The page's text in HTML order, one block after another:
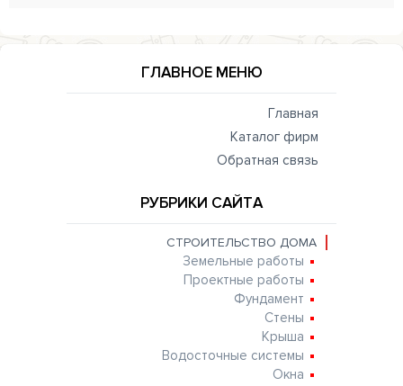
ГЛАВНОЕ МЕНЮ
Главная
Каталог фирм
Обратная связь
РУБРИКИ САЙТА
СТРОИТЕЛЬСТВО ДОМА
Земельные работы
Проектные работы
Фундамент
Стены
Крыша
Водосточные системы
Окна